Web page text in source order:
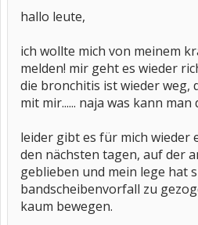
hallo leute,
ich wollte mich von meinem
melden! mir geht es wieder
die bronchitis ist wieder weg,
mit mir...... naja was kann
leider gibt es für mich wieder
den nächsten tagen, auf der
geblieben und mein lege hat
bandscheibenvorfall zu
kaum bewegen.